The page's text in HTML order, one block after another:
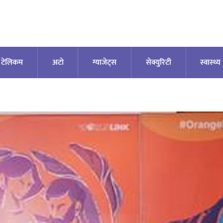
टेलिकम अटाे ग्याजेट्स सेक्युरिटी स्वास्थ्य